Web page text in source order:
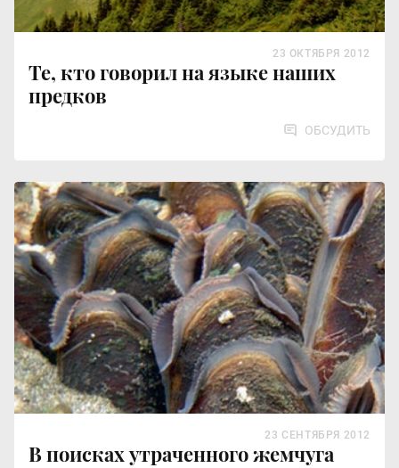
Те, кто говорил на языке наших
предков
23 ОКТЯБРЯ 2012
ОБСУДИТЬ
В поисках утраченного жемчуга
23 СЕНТЯБРЯ 2012